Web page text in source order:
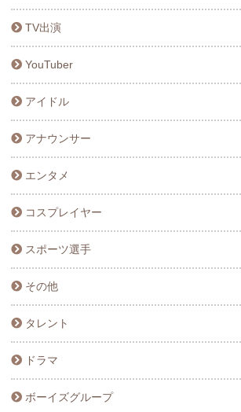
TV出演
YouTuber
アイドル
アナウンサー
エンタメ
コスプレイヤー
スポーツ選手
その他
タレント
ドラマ
ボーイズグループ